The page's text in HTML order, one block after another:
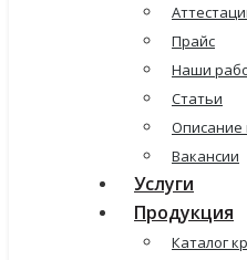
Прайс
Наши
Статьи
Описание
Вакансии
Услуги
Продукция
Каталог